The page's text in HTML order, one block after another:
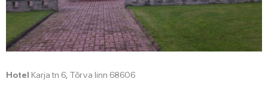
Hotel Karja tn 6, Tõrva linn 68606